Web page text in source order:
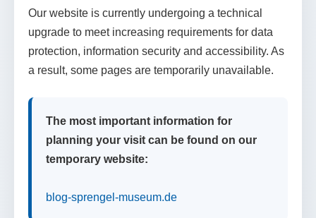
Our website is currently undergoing a technical
upgrade to meet increasing requirements for data
protection, information security and accessibility. As
a result, some pages are temporarily unavailable.
The most important information for
planning your visit can be found on our
temporary website:
blog-sprengel-museum.de